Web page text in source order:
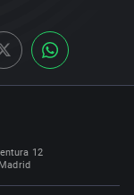
12